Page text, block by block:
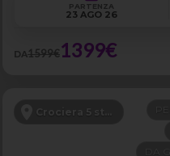
PARTENZA
23 AGO 26
DA1599€1399€
Crociera 5 stelle